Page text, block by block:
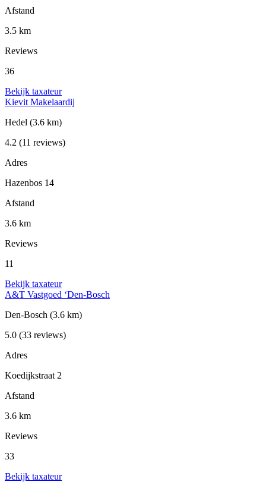
Afstand
3.5 km
Reviews
36
Bekijk taxateur
Kievit Makelaardij
Hedel (3.6 km)
4.2 (11 reviews)
Adres
Hazenbos 14
Afstand
3.6 km
Reviews
11
Bekijk taxateur
A&T Vastgoed ‘Den-Bosch
Den-Bosch (3.6 km)
5.0 (33 reviews)
Adres
Koedijkstraat 2
Afstand
3.6 km
Reviews
33
Bekijk taxateur